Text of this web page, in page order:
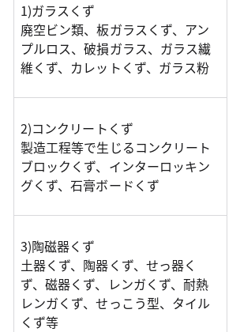
1)ガラスくず
廃空ビン類、板ガラスくず、アン
プルロス、破損ガラス、ガラス繊
維くず、カレットくず、ガラス粉
2)コンクリートくず
製造工程等で生じるコンクリート
ブロックくず、インターロッキン
グくず、石膏ボードくず
3)陶磁器くず
土器くず、陶器くず、せっ器く
ず、磁器くず、レンガくず、耐熱
レンガくず、せっこう型、タイル
くず等